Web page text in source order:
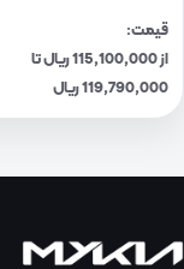
قیمت:
از 115,100,000 ریال تا
119,790,000 ریال